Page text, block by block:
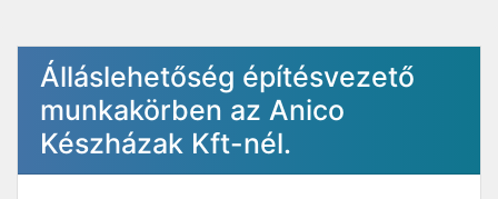
Álláslehetőség építésvezető
munkakörben az Anico
Készházak Kft-nél.